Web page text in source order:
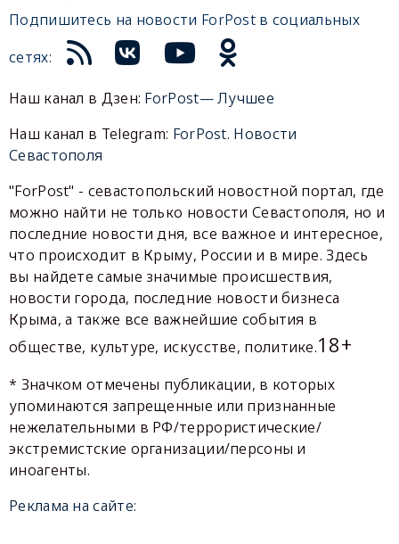
Подпишитесь на новости ForPost в социальных
сетях:
Наш канал в Дзен: ForPost— Лучшее
Наш канал в Telegram: ForPost. Новости
Севастополя
"ForPost" - севастопольский новостной портал, где
можно найти не только новости Севастополя, но и
последние новости дня, все важное и интересное,
что происходит в Крыму, России и в мире. Здесь
вы найдете самые значимые происшествия,
новости города, последние новости бизнеса
Крыма, а также все важнейшие события в
обществе, культуре, искусстве, политике.18+
* Значком отмечены публикации, в которых
упоминаются запрещенные или признанные
нежелательными в РФ/террористические/
экстремистские организации/персоны и
иноагенты.
Реклама на сайте: